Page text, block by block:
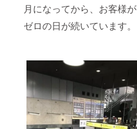
月になってから、お客様が
ゼロの日が続いています。